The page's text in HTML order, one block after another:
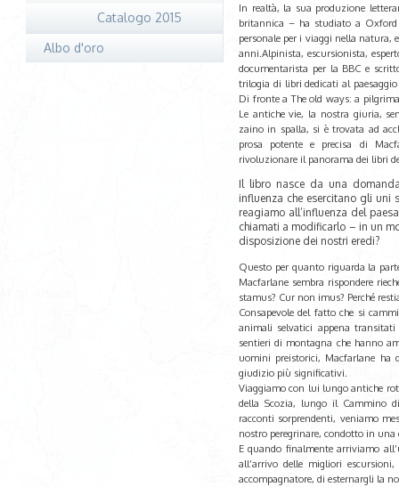
Catalogo 2015
Albo d'oro
In realtà, la sua produzione
britannica – ha studiato a
personale per i viaggi nella natura,
anni.Alpinista, escursionista,
documentarista per la BBC e
trilogia di libri dedicati al
Di fronte a The old ways: a
Le antiche vie, la nostra giuria,
zaino in spalla, si è trovata ad
prosa potente e precisa di
rivoluzionare il panorama dei libri
Il libro nasce da una
influenza che esercitano gli uni
reagiamo all’influenza del
chiamati a modificarlo – in un
disposizione dei nostri eredi?
Questo per quanto riguarda la
Macfarlane sembra rispondere
stamus? Cur non imus? Perché
Consapevole del fatto che si
animali selvatici appena
sentieri di montagna che hanno
uomini preistorici, Macfarlane ha
giudizio più significativi.
Viaggiamo con lui lungo antiche
della Scozia, lungo il Cammino
racconti sorprendenti, veniamo
nostro peregrinare, condotto in
E quando finalmente arriviamo
all’arrivo delle migliori
accompagnatore, di esternargli la